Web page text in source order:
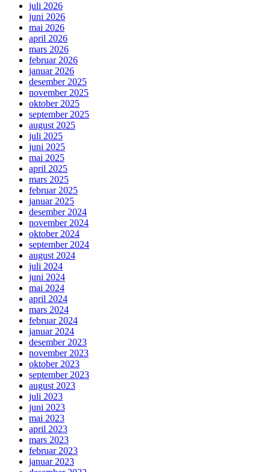
juli 2026
juni 2026
mai 2026
april 2026
mars 2026
februar 2026
januar 2026
desember 2025
november 2025
oktober 2025
september 2025
august 2025
juli 2025
juni 2025
mai 2025
april 2025
mars 2025
februar 2025
januar 2025
desember 2024
november 2024
oktober 2024
september 2024
august 2024
juli 2024
juni 2024
mai 2024
april 2024
mars 2024
februar 2024
januar 2024
desember 2023
november 2023
oktober 2023
september 2023
august 2023
juli 2023
juni 2023
mai 2023
april 2023
mars 2023
februar 2023
januar 2023